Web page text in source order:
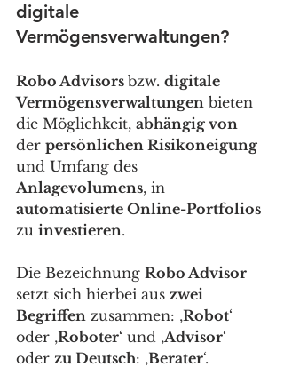
digitale
Vermögensverwaltungen?
Robo Advisors bzw. digitale
Vermögensverwaltungen bieten
die Möglichkeit, abhängig von
der persönlichen Risikoneigung
und Umfang des
Anlagevolumens, in
automatisierte Online-Portfolios
zu investieren.
Die Bezeichnung Robo Advisor
setzt sich hierbei aus zwei
Begriffen zusammen: ‚Robot‘
oder ‚Roboter‘ und ‚Advisor‘
oder zu Deutsch: ‚Berater‘.